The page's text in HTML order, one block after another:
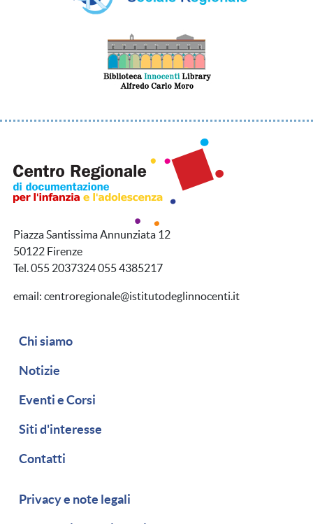
Piazza Santissima Annunziata 12
50122 Firenze
Tel. 055 2037324 055 4385217
email: centroregionale@istitutodeglinnocenti.it
Navigazione secondaria
Chi siamo
Notizie
Eventi e Corsi
Siti d'interesse
Contatti
Piè di pagina
Privacy e note legali